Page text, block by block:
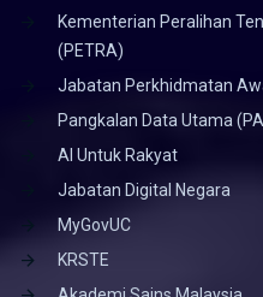
Kementerian Peralihan
(PETRA)
Jabatan Perkhidmatan
Pangkalan Data Utama
AI Untuk Rakyat
Jabatan Digital Negara
MyGovUC
KRSTE